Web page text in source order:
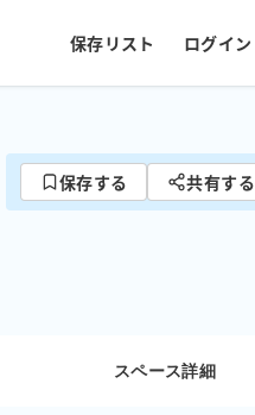
保存リスト ログイン
保存する 共有する
スペース詳細